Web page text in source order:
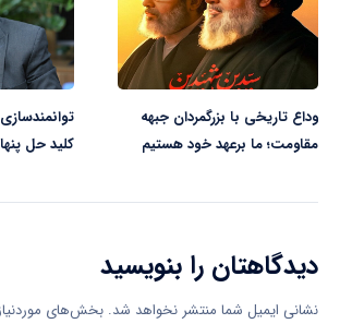
وداع تاریخی با بزرگمردان جبهه
مقاومت؛ ما برعهد خود هستیم
کلید حل
دیدگاهتان را بنویسید
نشانی ایمیل شما منتشر نخواهد شد. بخش‌های